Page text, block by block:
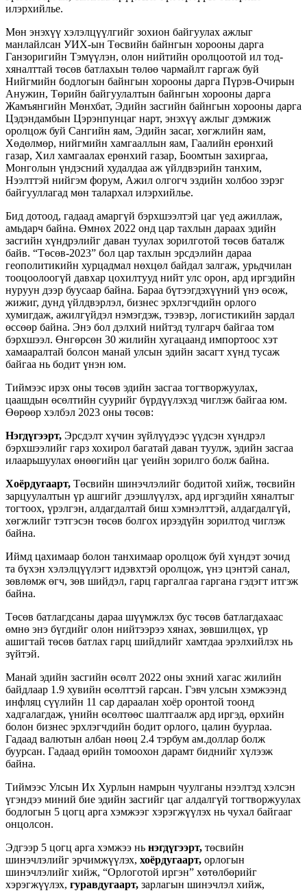
илэрхийлье.
Мөн энэхүү хэлэлцүүлгийг зохион байгуулах ажлыг
манлайлсан УИХ-ын Төсвийн байнгын хорооны дарга
Ганзоригийн Тэмүүлэн, олон нийтийн оролцоотой ил тод-
хяналттай төсөв батлахын төлөө чармайлт гаргаж буй
Нийгмийн бодлогын байнгын хорооны дарга Пүрэв-Очирын
Анужин, Төрийн байгуулалтын байнгын хорооны дарга
Жамъянгийн Мөнхбат, Эдийн засгийн байнгын хорооны дарга
Цэдэндамбын Цэрэнпунцаг нарт, энэхүү ажлыг дэмжиж
оролцож буй Сангийн яам, Эдийн засаг, хөгжлийн яам,
Хөдөлмөр, нийгмийн хамгааллын яам, Гаалийн ерөнхий
газар, Хил хамгаалах ерөнхий газар, Боомтын захиргаа,
Монголын үндэсний худалдаа аж үйлдвэрийн танхим,
Нээлттэй нийгэм форум, Ажил олгогч эздийн холбоо зэрэг
байгууллагад мөн талархал илэрхийлье.
Бид дотоод, гадаад амаргүй бэрхшээлтэй цаг үед ажиллаж,
амьдарч байна. Өмнөх 2022 онд цар тахлын дараах эдийн
засгийн хүндрэлийг даван туулах зорилготой төсөв баталж
байв. “Төсөв-2023” бол цар тахлын эрсдэлийн дараа
геополитикийн хурцадмал нөхцөл байдал залгаж, урьдчилан
тооцоолоогүй давхар цохилтууд нийт улс орон, ард иргэдийн
нуруун дээр буусаар байна. Бараа бүтээгдэхүүний үнэ өсөж,
жижиг, дунд үйлдвэрлэл, бизнес эрхлэгчдийн орлого
хумигдаж, ажилгүйдэл нэмэгдэж, тээвэр, логистикийн зардал
өссөөр байна. Энэ бол дэлхий нийтэд тулгарч байгаа том
бэрхшээл. Өнгөрсөн 30 жилийн хугацаанд импортоос хэт
хамааралтай болсон манай улсын эдийн засагт хүнд тусаж
байгаа нь бодит үнэн юм.
Тиймээс ирэх оны төсөв эдийн засгаа тогтворжуулах,
цаашдын өсөлтийн суурийг бүрдүүлэхэд чиглэж байгаа юм.
Өөрөөр хэлбэл 2023 оны төсөв:
Нэгдүгээрт, Эрсдэлт хүчин зүйлүүдээс үүдсэн хүндрэл
бэрхшээлийг гарз хохирол багатай даван туулж, эдийн засгаа
илаарьшуулах өнөөгийн цаг үеийн зорилго болж байна.
Хоёрдугаарт, Төсвийн шинэчлэлийг бодитой хийж, төсвийн
зарцуулалтын үр ашгийг дээшлүүлэх, ард иргэдийн хяналтыг
тогтоох, үрэлгэн, алдагдалтай биш хэмнэлттэй, алдагдалгүй,
хөгжлийг тэтгэсэн төсөв болгох ирээдүйн зорилтод чиглэж
байна.
Иймд цахимаар болон танхимаар оролцож буй хүндэт зочид
та бүхэн хэлэлцүүлэгт идэвхтэй оролцож, үнэ цэнтэй санал,
зөвлөмж өгч, зөв шийдэл, гарц гаргалгаа гаргана гэдэгт итгэж
байна.
Төсөв батлагдсаны дараа шүүмжлэх бус төсөв батлагдахаас
өмнө энэ бүгдийг олон нийтээрээ хянах, зөвшилцөх, үр
ашигтай төсөв батлах гарц шийдлийг хамтдаа эрэлхийлэх нь
зүйтэй.
Манай эдийн засгийн өсөлт 2022 оны эхний хагас жилийн
байдлаар 1.9 хувийн өсөлттэй гарсан. Гэвч улсын хэмжээнд
инфляц сүүлийн 11 сар дараалан хоёр оронтой тоонд
хадгалагдаж, үнийн өсөлтөөс шалтгаалж ард иргэд, өрхийн
болон бизнес эрхлэгчдийн бодит орлого, цалин буурлаа.
Гадаад валютын албан нөөц 2.4 тэрбум ам.доллар болж
буурсан. Гадаад өрийн томоохон дарамт биднийг хүлээж
байна.
Тиймээс Улсын Их Хурлын намрын чуулганы нээлтэд хэлсэн
үгэндээ миний бие эдийн засгийг цаг алдалгүй тогтворжуулах
бодлогын 5 цогц арга хэмжээг хэрэгжүүлэх нь чухал байгааг
онцолсон.
Эдгээр 5 цогц арга хэмжээ нь нэгдүгээрт, төсвийн
шинэчлэлийг эрчимжүүлэх, хоёрдугаарт, орлогын
шинэчлэлийг хийж, “Орлоготой иргэн” хөтөлбөрийг
хэрэгжүүлэх, гуравдугаарт, зарлагын шинэчлэл хийж,